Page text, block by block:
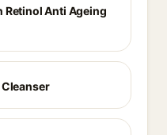
Retinol Anti Ageing